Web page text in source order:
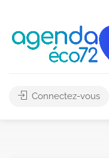
Connectez-vous